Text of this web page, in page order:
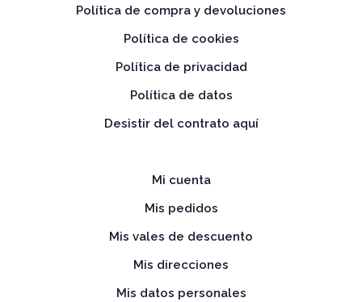
Política de compra y devoluciones
Política de cookies
Política de privacidad
Política de datos
Desistir del contrato aquí
Mi cuenta
Mis pedidos
Mis vales de descuento
Mis direcciones
Mis datos personales